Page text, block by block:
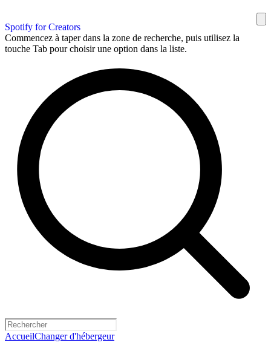
Spotify for Creators
Commencez à taper dans la zone de recherche, puis utilisez la
touche Tab pour choisir une option dans la liste.
AccueilChanger d'hébergeur